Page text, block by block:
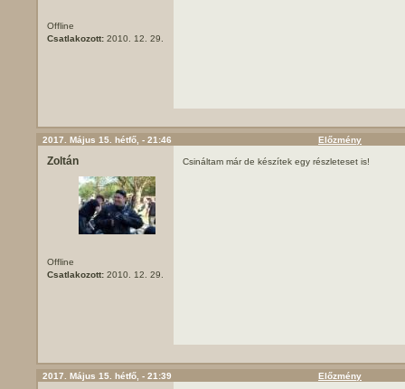
Offline
Csatlakozott: 2010. 12. 29.
2017. Május 15. hétfő, - 21:46 Előzmény
Zoltán
Offline
Csatlakozott: 2010. 12. 29.
Csináltam már de készítek egy részleteset is!
2017. Május 15. hétfő, - 21:39 Előzmény